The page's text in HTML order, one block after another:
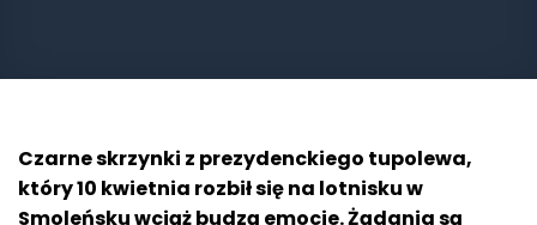
Czarne skrzynki z prezydenckiego tupolewa,
który 10 kwietnia rozbił się na lotnisku w
Smoleńsku wciąż budzą emocje. Żądania są